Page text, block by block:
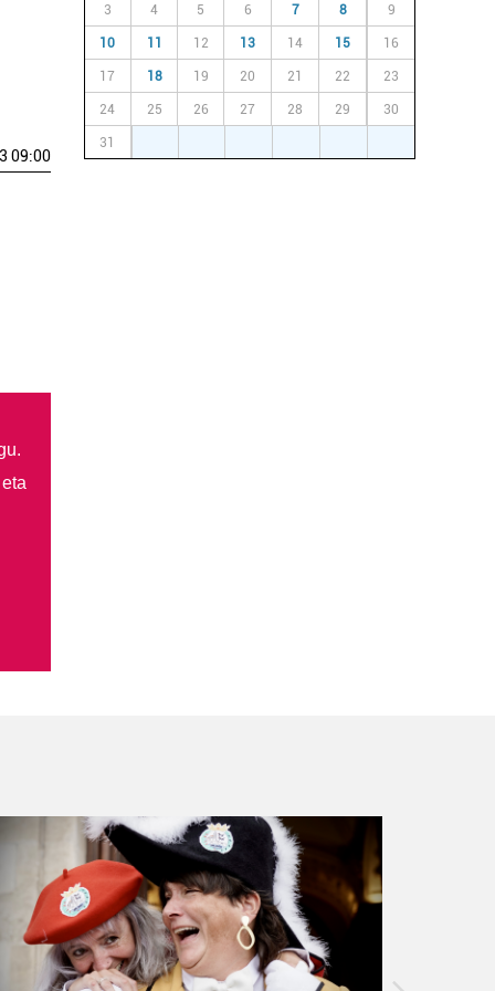
09:00
3 4 5 6 7 8 9
10 11 12 13 14 15 16
17 18 19 20 21 22 23
24 25 26 27 28 29 30
31